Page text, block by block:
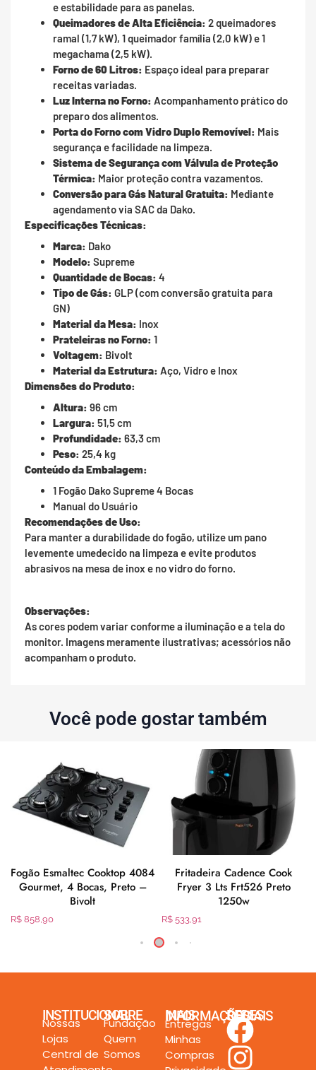
e estabilidade para as panelas.
Queimadores de Alta Eficiência: 2 queimadores
ramal (1,7 kW), 1 queimador família (2,0 kW) e 1
megachama (2,5 kW).
Forno de 60 Litros: Espaço ideal para preparar
receitas variadas.
Luz Interna no Forno: Acompanhamento prático do
preparo dos alimentos.
Porta do Forno com Vidro Duplo Removível: Mais
segurança e facilidade na limpeza.
Sistema de Segurança com Válvula de Proteção
Térmica: Maior proteção contra vazamentos.
Conversão para Gás Natural Gratuita: Mediante
agendamento via SAC da Dako.
Especificações Técnicas:
Marca: Dako
Modelo: Supreme
Quantidade de Bocas: 4
Tipo de Gás: GLP (com conversão gratuita para
GN)
Material da Mesa: Inox
Prateleiras no Forno: 1
Voltagem: Bivolt
Material da Estrutura: Aço, Vidro e Inox
Dimensões do Produto:
Altura: 96 cm
Largura: 51,5 cm
Profundidade: 63,3 cm
Peso: 25,4 kg
Conteúdo da Embalagem:
1 Fogão Dako Supreme 4 Bocas
Manual do Usuário
Recomendações de Uso:
Para manter a durabilidade do fogão, utilize um pano
levemente umedecido na limpeza e evite produtos
abrasivos na mesa de inox e no vidro do forno.
Observações:
As cores podem variar conforme a iluminação e a tela do
monitor. Imagens meramente ilustrativas; acessórios não
acompanham o produto.
Você pode gostar também
Fogão Esmaltec Cooktop 4084
Gourmet, 4 Bocas, Preto –
Bivolt
R$ 858,90
Fritadeira Cadence Cook
Fryer 3 Lts Frt526 Preto
1250w
R$ 533,91
INSTITUCIONAL
Nossas
Lojas
Central de
SOBRE
Fundação
Quem
Somos
MAIS INFORMAÇÕES
Entregas
Minhas
Compras
REDES SOCIAIS